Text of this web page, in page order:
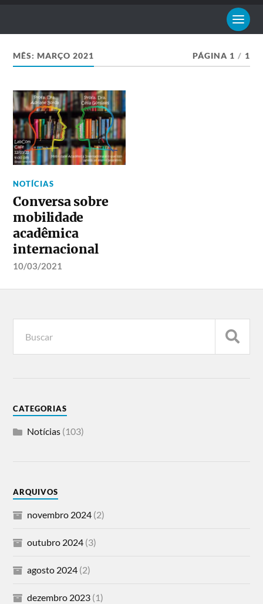
MÊS:MARÇO 2021 PÁGINA 1 / 1
NOTÍCIAS
Conversa sobre
mobilidade
acadêmica
internacional
10/03/2021
CATEGORIAS
Notícias (103)
ARQUIVOS
novembro 2024 (2)
outubro 2024 (3)
agosto 2024 (2)
dezembro 2023 (1)